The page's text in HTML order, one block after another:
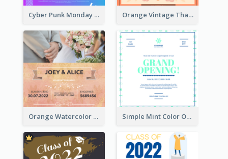
Cyber Punk Monday Discount Invitation Design Orange Vintage Thanksgiving Celebration Invitation Design
Orange Watercolor Wedding Invitation Simple Mint Color Opening Day Invitation Card Idea